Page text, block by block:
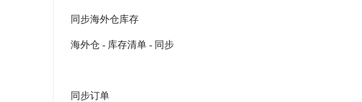
同步海外仓库存
海外仓 - 库存清单 - 同步
同步订单